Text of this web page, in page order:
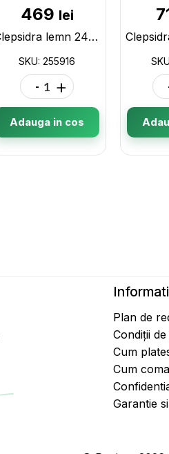
469 lei
Clepsidra lemn 24cm 255916
SKU: 255916
- +
Adauga in cos
Plan de
Condiții
Cum
Cum
Garantie